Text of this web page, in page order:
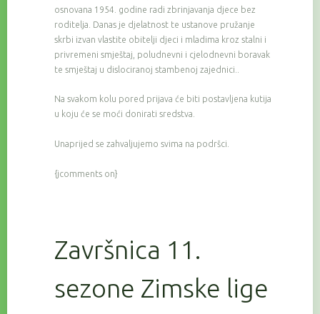
osnovana 1954. godine radi zbrinjavanja djece bez
roditelja. Danas je djelatnost te ustanove pružanje
skrbi izvan vlastite obitelji djeci i mladima kroz stalni i
privremeni smještaj, poludnevni i cjelodnevni boravak
te smještaj u dislociranoj stambenoj zajednici..
Na svakom kolu pored prijava će biti postavljena kutija
u koju će se moći donirati sredstva.
Unaprijed se zahvaljujemo svima na podršci.
{jcomments on}
Završnica 11.
sezone Zimske lige